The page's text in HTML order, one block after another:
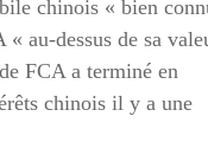
chinois « bien
au-dessus de sa
FCA a terminé en
chinois il y a une